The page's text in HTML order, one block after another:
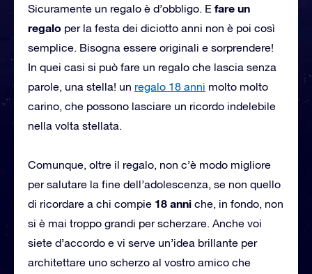
Sicuramente un regalo è d’obbligo. E fare un
regalo per la festa dei diciotto anni non è poi così
semplice. Bisogna essere originali e sorprendere!
In quei casi si può fare un regalo che lascia senza
parole, una stella! un regalo 18 anni molto molto
carino, che possono lasciare un ricordo indelebile
nella volta stellata.
Comunque, oltre il regalo, non c’è modo migliore
per salutare la fine dell’adolescenza, se non quello
di ricordare a chi compie 18 anni che, in fondo, non
si è mai troppo grandi per scherzare. Anche voi
siete d’accordo e vi serve un’idea brillante per
architettare uno scherzo al vostro amico che